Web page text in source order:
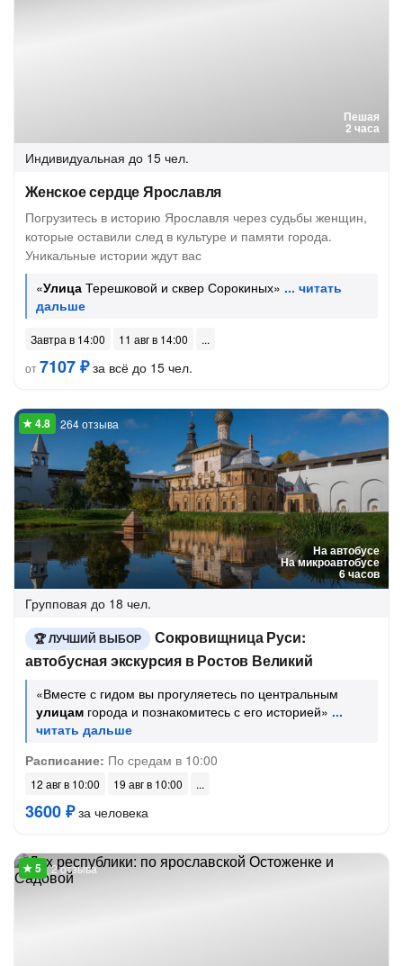
Пешая
2 часа
Индивидуальная до 15 чел.
Женское сердце Ярославля
Погрузитесь в историю Ярославля через судьбы женщин,
которые оставили след в культуре и памяти города.
Уникальные истории ждут вас
«Улица Терешковой и сквер Сорокиных»
Завтра в 14:00
11 авг в 14:00
от7107 ₽за всё до 15 чел.
На автобусе
На микроавтобусе
6 часов
264 отзыва
Групповая до 18 чел.
ЛУЧШИЙ ВЫБОР
Сокровищница Руси:
автобусная экскурсия в Ростов Великий
«Вместе с гидом вы прогуляетесь по центральным
улицам города и познакомитесь с его историей»
Расписание: По средам в 10:00
12 авг в 10:00 19 авг в 10:00
3600 ₽за человека
2 отзыва